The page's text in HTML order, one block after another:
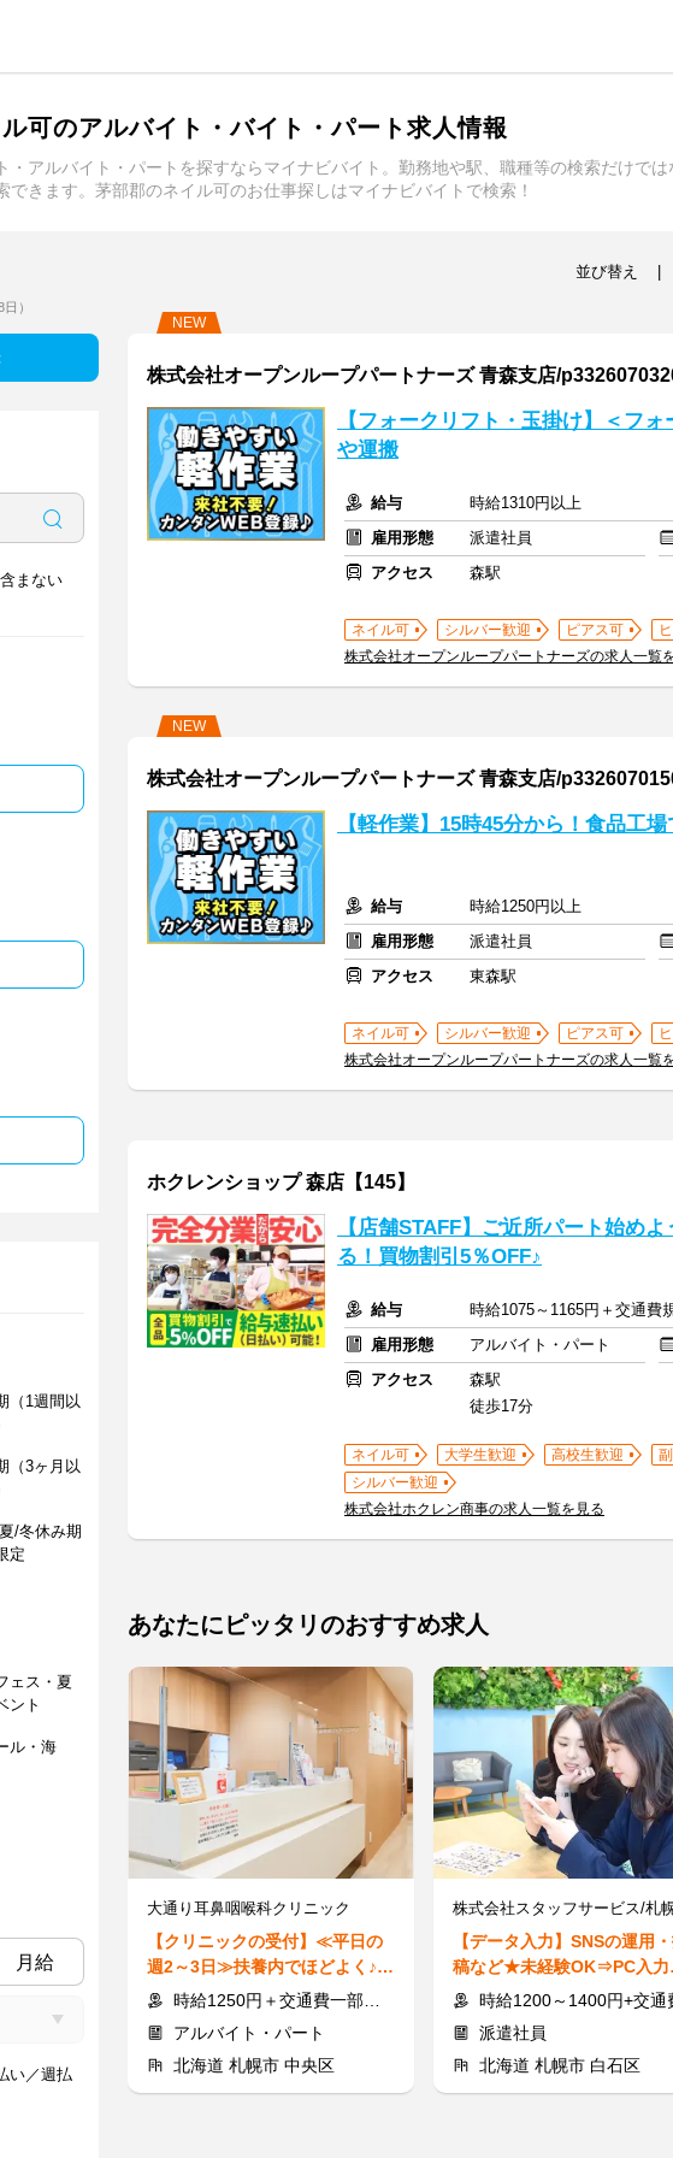
可のアルバイト・バイト・パート求人情報
・アルバイト・パートを探すならマイナビバイト。勤務地や駅、職種等の検索だけで
できます。茅部郡のネイル可のお仕事探しはマイナビバイトで検索！
）
まない
（1週間以
（3ヶ月以
/冬休み期
定
ェス・夏
ント
ル・海
月給
い／週払
並び替え
NEW
株式会社オープンループパートナーズ 青森支店/
【フォークリフト・玉掛け】＜フ
や運搬
給与
時給1310円以上
雇用形態
派遣社員
アクセス
森駅
ネイル可 シルバー歓迎 ピアス可
株式会社オープンループパートナーズの求人一覧
NEW
株式会社オープンループパートナーズ 青森支店/
【軽作業】15時45分から！食品工
給与
時給1250円以上
雇用形態
派遣社員
アクセス
東森駅
ネイル可 シルバー歓迎 ピアス可
株式会社オープンループパートナーズの求人一覧
ホクレンショップ 森店【145】
【店舗STAFF】ご近所パート始め
る！買物割引5％OFF♪
給与
時給1075～1165円＋交通費
雇用形態
アルバイト・パート
アクセス
森駅
徒歩17分
ネイル可 大学生歓迎 高校生歓迎
シルバー歓迎
株式会社ホクレン商事の求人一覧を見る
あなたにピッタリのおすすめ求人
大通り耳鼻咽喉科クリニック
【クリニックの受付】≪平日の
週2～3日≫扶養内でほどよく♪大
通駅直結でラクラク通勤！
時給1250円＋交通費一部支給（月2万円まで）
アルバイト・パート
北海道 札幌市 中央区
【データ入力】SNSの運用
稿など★未経験OK⇒PC入力
きれば◎短期OK♪土日休み◎
時給1200～1400円+交通費支
派遣社員
北海道 札幌市 白石区